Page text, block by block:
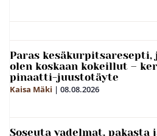
Paras kesäkurpitsaresepti,
olen koskaan kokeillut –
pinaatti-juustotäyte
Kaisa Mäki | 08.08.2026
Soseuta vadelmat, pakasta